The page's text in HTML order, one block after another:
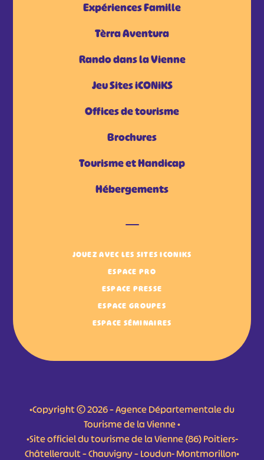
Expériences Famille
Tèrra Aventura
Rando dans la Vienne
Jeu Sites iCONiKS
Offices de tourisme
Brochures
Tourisme et Handicap
Hébergements
JOUEZ AVEC LES SITES ICONIKS
ESPACE PRO
ESPACE PRESSE
ESPACE GROUPES
ESPACE SÉMINAIRES
•Copyright © 2026 – Agence Départementale du
Tourisme de la Vienne •
•Site officiel du tourisme de la Vienne (86) Poitiers-
Châtellerault – Chauvigny – Loudun- Montmorillon•